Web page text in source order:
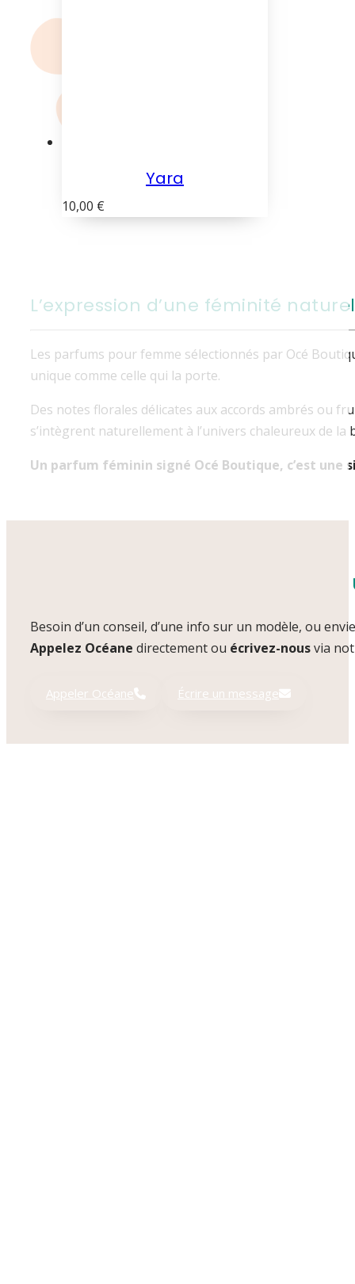
Yara
10,00 €
L’expression d’une féminité
Les parfums pour femme sélectionnés par Océ
unique comme celle qui la porte.
Des notes florales délicates aux accords ambrés ou
s’intègrent naturellement à l’univers chaleureux de la
Un parfum féminin signé Océ Boutique, c’est
Besoin d’un conseil, d’une info sur un modèle, ou
Appelez Océane directement ou écrivez-nousvia
Appeler Océane Écrire un message